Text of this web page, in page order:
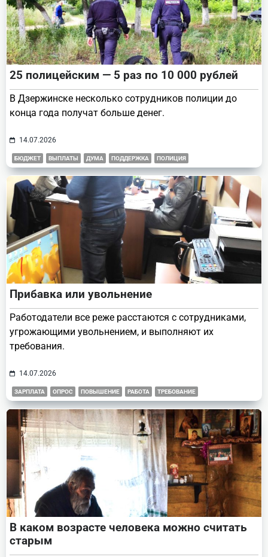
25 полицейским — 5 раз по 10 000 рублей
В Дзержинске несколько сотрудников полиции до
конца года получат больше денег.
14.07.2026
БЮДЖЕТ ВЫПЛАТЫ ДУМА ПОДДЕРЖКА ПОЛИЦИЯ
Прибавка или увольнение
Работодатели все реже расстаются с сотрудниками,
угрожающими увольнением, и выполняют их
требования.
14.07.2026
ЗАРПЛАТА ОПРОС ПОВЫШЕНИЕ РАБОТА ТРЕБОВАНИЕ
В каком возрасте человека можно считать
старым